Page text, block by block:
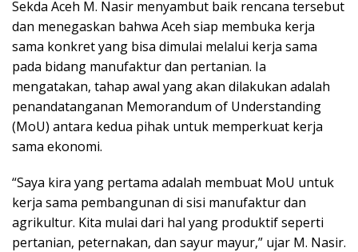
Sekda Aceh M. Nasir menyambut baik rencana tersebut
dan menegaskan bahwa Aceh siap membuka kerja
sama konkret yang bisa dimulai melalui kerja sama
pada bidang manufaktur dan pertanian. Ia
mengatakan, tahap awal yang akan dilakukan adalah
penandatanganan Memorandum of Understanding
(MoU) antara kedua pihak untuk memperkuat kerja
sama ekonomi.
“Saya kira yang pertama adalah membuat MoU untuk
kerja sama pembangunan di sisi manufaktur dan
agrikultur. Kita mulai dari hal yang produktif seperti
pertanian, peternakan, dan sayur mayur,” ujar M. Nasir.